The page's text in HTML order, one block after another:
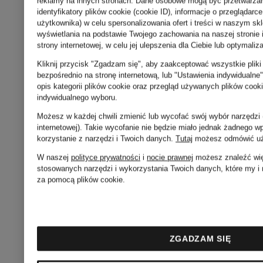
lululemon
jogi
lululemon
termiczny
identyfikatory plików cookie (cookie ID), informacje o
użytkownika) w celu spersonalizowania ofert i treści w naszym
wyświetlania na podstawie Twojego zachowania na naszej
strony internetowej, w celu jej ulepszenia dla Ciebie lub
Kliknij przycisk "Zgadzam się", aby zaakceptować wszystkie
bezpośrednio na stronę internetową, lub "Ustawienia
opis kategorii plików cookie oraz przegląd używanych plików
indywidualnego wyboru.
Możesz w każdej chwili zmienić lub wycofać swój wybór
internetowej). Takie wycofanie nie będzie miało jednak żadnego
korzystanie z narzędzi i Twoich danych. Tutaj możesz odmówić
W naszej polityce prywatności i nocie prawnej możesz znaleźć
stosowanych narzędzi i wykorzystania Twoich danych, które my i
za pomocą plików cookie.
ZGADZAM SIĘ